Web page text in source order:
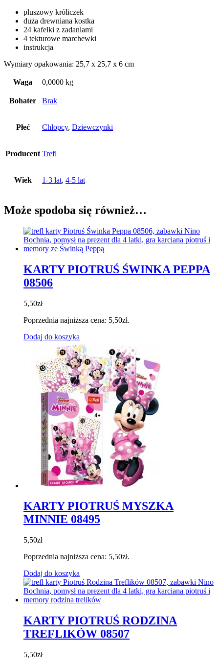
pluszowy króliczek
duża drewniana kostka
24 kafelki z zadaniami
4 tekturowe marchewki
instrukcja
Wymiary opakowania: 25,7 x 25,7 x 6 cm
Waga 0,0000 kg
Bohater Brak
Płeć Chłopcy, Dziewczynki
Producent Trefl
Wiek 1-3 lat, 4-5 lat
Może spodoba się również…
KARTY PIOTRUŚ ŚWINKA PEPPA
08506
5,50zł
Poprzednia najniższa cena: 5,50zł.
Dodaj do koszyka
KARTY PIOTRUŚ MYSZKA
MINNIE 08495
5,50zł
Poprzednia najniższa cena: 5,50zł.
Dodaj do koszyka
KARTY PIOTRUŚ RODZINA
TREFLIKÓW 08507
5,50zł